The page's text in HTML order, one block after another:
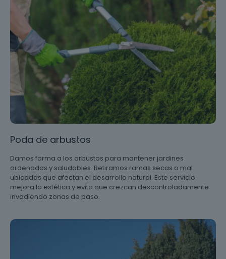
Poda de arbustos
Damos forma a los arbustos para mantener jardines
ordenados y saludables. Retiramos ramas secas o mal
ubicadas que afectan el desarrollo natural. Este servicio
mejora la estética y evita que crezcan descontroladamente
invadiendo zonas de paso.